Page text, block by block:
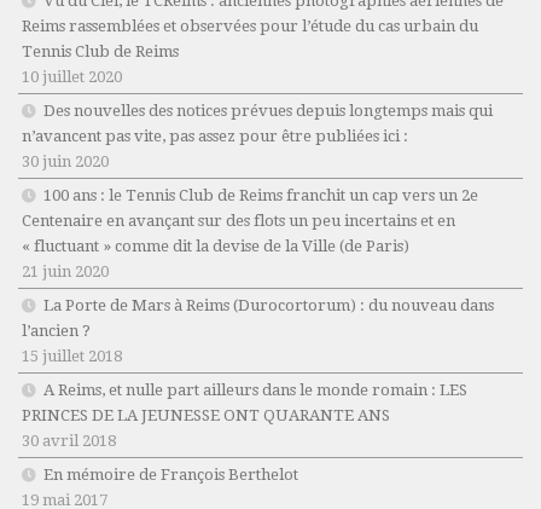
Reims rassemblées et observées pour l’étude du cas urbain du
Tennis Club de Reims
10 juillet 2020
Des nouvelles des notices prévues depuis longtemps mais qui
n’avancent pas vite, pas assez pour être publiées ici :
30 juin 2020
100 ans : le Tennis Club de Reims franchit un cap vers un 2e
Centenaire en avançant sur des flots un peu incertains et en
« fluctuant » comme dit la devise de la Ville (de Paris)
21 juin 2020
La Porte de Mars à Reims (Durocortorum) : du nouveau dans
l’ancien ?
15 juillet 2018
A Reims, et nulle part ailleurs dans le monde romain : LES
PRINCES DE LA JEUNESSE ONT QUARANTE ANS
30 avril 2018
En mémoire de François Berthelot
19 mai 2017